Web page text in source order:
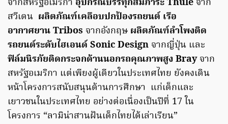
สวีเดน ผลิตภัณฑ์เคลือบปกป้องรถยนต์ เรือ
อากาศยานTribos จากอังกฤษ ผลิตภัณฑ์ลำโพงติด
รถยนต์ระดับไฮเอนด์Sonic Design จากญี่ปุ่น และ
ฟิล์มนิรภัยติดกระจกด้านนอกรถคุณภาพสูง Brayจาก
สหรัฐอเมริกา แต่เพียงผู้เดียวในประเทศไทย ยังคงเดิน
หน้าโครงการสนับสนุนด้านการศึกษา แก่เด็กและ
เยาวชนในประเทศไทย อย่างต่อเนื่องเป็นปีที่ 17 ใน
โครงการ “ลามิน่าสานฝันเด็กไทยได้เล่าเรียน”